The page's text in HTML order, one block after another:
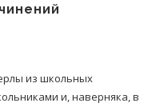
из школьных
и, наверняка, в